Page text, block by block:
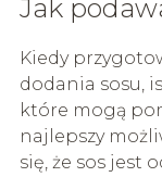
Jak
Kiedy
dodania sosu,
które mogą
najlepszy
się, że sos jest